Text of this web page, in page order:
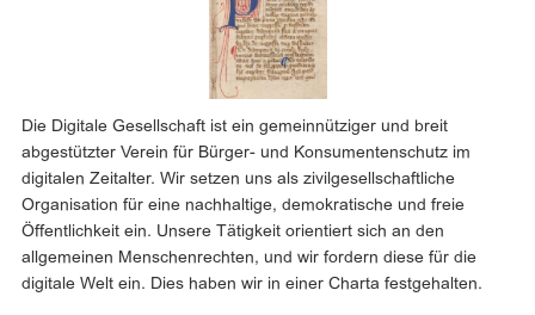
Die Digitale Gesellschaft ist ein gemeinnütziger und breit
abgestützter Verein für Bürger- und Konsumentenschutz im
digitalen Zeitalter. Wir setzen uns als zivilgesellschaftliche
Organisation für eine nachhaltige, demokratische und freie
Öffentlichkeit ein. Unsere Tätigkeit orientiert sich an den
allgemeinen Menschenrechten, und wir fordern diese für die
digitale Welt ein. Dies haben wir in einer Charta festgehalten.